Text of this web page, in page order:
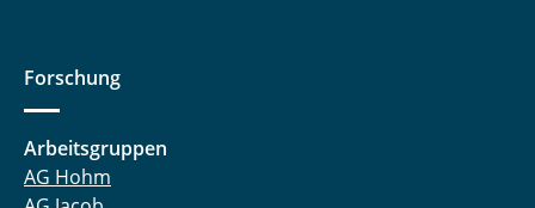
Forschung
Arbeitsgruppen
AG Hohm